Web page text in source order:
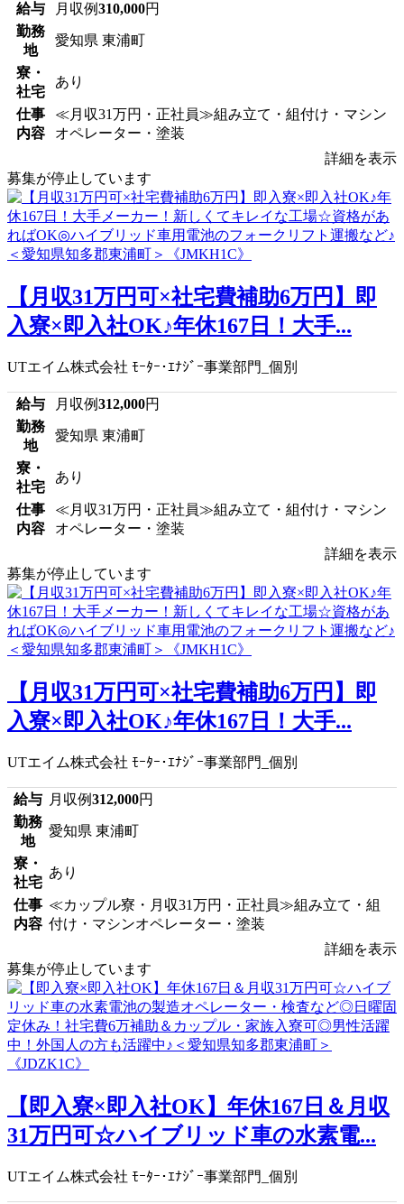
給与 月収例310,000円
勤務
地
愛知県 東浦町
寮・
社宅
あり
仕事
内容
≪月収31万円・正社員≫組み立て・組付け・マシン
オペレーター・塗装
詳細を表示
募集が停止しています
【月収31万円可×社宅費補助6万円】即
入寮×即入社OK♪年休167日！大手...
UTエイム株式会社 ﾓｰﾀｰ･ｴﾅｼﾞｰ事業部門_個別
給与 月収例312,000円
勤務
地
愛知県 東浦町
寮・
社宅
あり
仕事
内容
≪月収31万円・正社員≫組み立て・組付け・マシン
オペレーター・塗装
詳細を表示
募集が停止しています
【月収31万円可×社宅費補助6万円】即
入寮×即入社OK♪年休167日！大手...
UTエイム株式会社 ﾓｰﾀｰ･ｴﾅｼﾞｰ事業部門_個別
給与 月収例312,000円
勤務
地
愛知県 東浦町
寮・
社宅
あり
仕事
内容
≪カップル寮・月収31万円・正社員≫組み立て・組
付け・マシンオペレーター・塗装
詳細を表示
募集が停止しています
【即入寮×即入社OK】年休167日＆月収
31万円可☆ハイブリッド車の水素電...
UTエイム株式会社 ﾓｰﾀｰ･ｴﾅｼﾞｰ事業部門_個別